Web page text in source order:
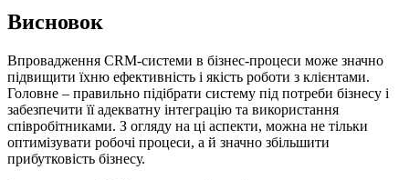
Висновок
Впровадження CRM-системи в бізнес-процеси може значно
підвищити їхню ефективність і якість роботи з клієнтами.
Головне – правильно підібрати систему під потреби бізнесу і
забезпечити її адекватну інтеграцію та використання
співробітниками. З огляду на ці аспекти, можна не тільки
оптимізувати робочі процеси, а й значно збільшити
прибутковість бізнесу.